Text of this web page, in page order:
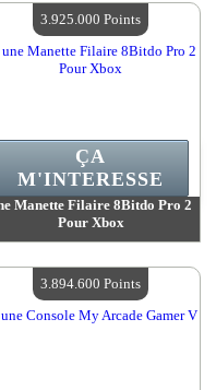
Manette Filaire 8Bitdo Pro 2
Pour Xbox
Quantité Disponible :4
ÇA
M'INTERESSE
3.925.000 Points
3.894.600 Points